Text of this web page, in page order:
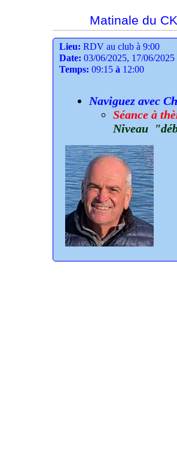
Matinale du
Lieu: RDV au club à 9:00
Date: 03/06/2025, 17/06/2025
Temps: 09:15 à 12:00
Naviguez avec
Séance à
Niveau